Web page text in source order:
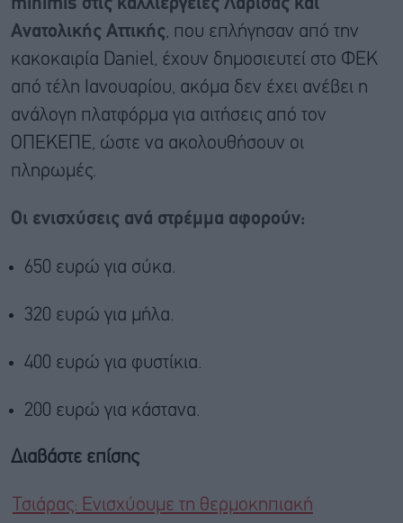
minimis στις καλλιέργειες Λάρισας και
Ανατολικής Αττικής , που επλήγησαν από την
κακοκαιρία Daniel, έχουν δημοσιευτεί στο ΦΕΚ
από τέλη Ιανουαρίου, ακόμα δεν έχει ανέβει η
ανάλογη πλατφόρμα για αιτήσεις από τον
ΟΠΕΚΕΠΕ, ώστε να ακολουθήσουν οι
πληρωμές.
Οι ενισχύσεις ανά στρέμμα αφορούν:
650 ευρώ για σύκα.
320 ευρώ για μήλα.
400 ευρώ για φυστίκια.
200 ευρώ για κάστανα.
Διαβάστε επίσης
Τσιάρας: Ενισχύουμε τη θερμοκηπιακή